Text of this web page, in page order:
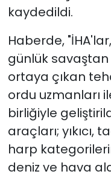
kaydedildi.
Haberde,
günlük savaştan
ortaya çıkan
ordu uzmanları
birliğiyle
araçları; yıkıcı,
harp
deniz ve hava